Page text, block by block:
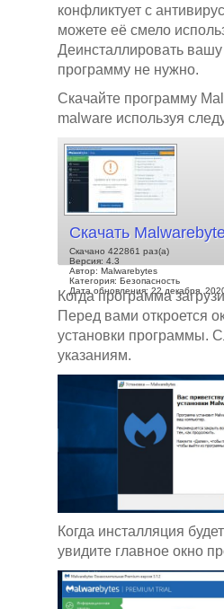
конфликтует с
можете её смело
Деинсталлировать
программу не нужно.
Скачайте программу
malware используя
Скачать
Скачано 422861 раз(а)
Версия: 4.3
Автор: Malwarebytes
Категория: Безопасность
Дата обновления: 22 декабря,
Когда программа
Перед вами откроется
установки программы.
указаниям.
Когда инсталляция
увидите главное окно